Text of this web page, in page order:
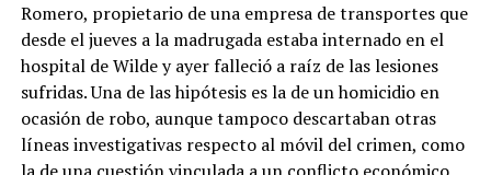
Romero, propietario de una empresa de transportes que
desde el jueves a la madrugada estaba internado en el
hospital de Wilde y ayer falleció a raíz de las lesiones
sufridas. Una de las hipótesis es la de un homicidio en
ocasión de robo, aunque tampoco descartaban otras
líneas investigativas respecto al móvil del crimen, como